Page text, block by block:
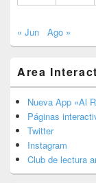
« Jun Ago »
Area
Nueva App «Al
Páginas
Twitter
Instagram
Club de lectura